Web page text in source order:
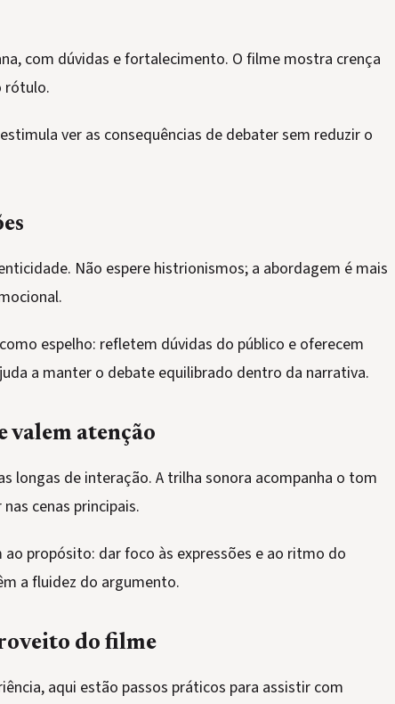
com dúvidas e fortalecimento. O filme mostra crença
rótulo.
ver as consequências de debater sem reduzir o
Não espere histrionismos; a abordagem é mais
espelho: refletem dúvidas do público e oferecem
a manter o debate equilibrado dentro da narrativa.
valem atenção
longas de interação. A trilha sonora acompanha o tom
cenas principais.
propósito: dar foco às expressões e ao ritmo do
a fluidez do argumento.
do filme
aqui estão passos práticos para assistir com